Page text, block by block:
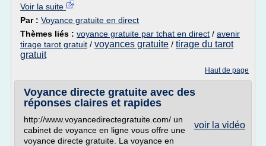
Voir la suite
Par : Voyance gratuite en direct
Thèmes liés : voyance gratuite par tchat en direct / avenir
tirage tarot gratuit / voyances gratuite / tirage du tarot
gratuit
Haut de page
Voyance directe gratuite avec des
réponses claires et rapides
voir la vidéo
http://www.voyancedirectegratuite.com/ un
cabinet de voyance en ligne vous offre une
voyance directe gratuite. La voyance en